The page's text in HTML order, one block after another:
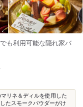
も利用可能な隠れ家バ
マリネ＆ディルを使用した
たスモークパウダーがけ